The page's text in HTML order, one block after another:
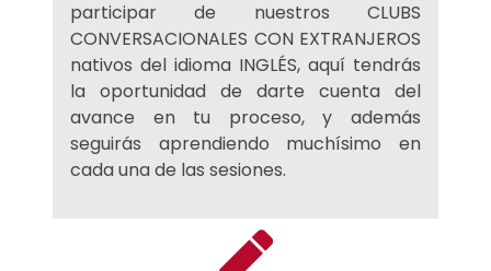
participar de nuestros CLUBS
CONVERSACIONALES CON EXTRANJEROS
nativos del idioma INGLÉS, aquí tendrás
la oportunidad de darte cuenta del
avance en tu proceso, y además
seguirás aprendiendo muchísimo en
cada una de las sesiones.